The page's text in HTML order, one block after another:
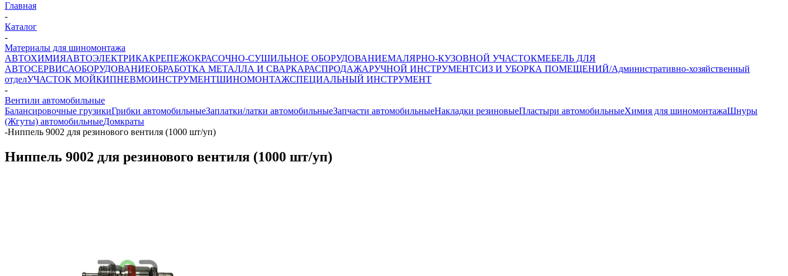
Главная
-
Каталог
-
Материалы для шиномонтажа
АВТОХИМИЯАВТОЭЛЕКТРИКАКРЕПЕЖОКРАСОЧНО-СУШИЛЬНОЕ ОБОРУДОВАНИЕМАЛЯРНО-КУЗОВНОЙ УЧАСТОКМЕБЕЛЬ ДЛЯ
АВТОСЕРВИСАОБОРУДОВАНИЕОБРАБОТКА МЕТАЛЛА И СВАРКАРАСПРОДАЖАРУЧНОЙ ИНСТРУМЕНТСИЗ И УБОРКА ПОМЕЩЕНИЙ/Административно-хозяйственный
отделУЧАСТОК МОЙКИПНЕВМОИНСТРУМЕНТШИНОМОНТАЖСПЕЦИАЛЬНЫЙ ИНСТРУМЕНТ
-
Вентили автомобильные
Балансировочные грузикиГрибки автомобильныеЗаплатки/латки автомобильныеЗапчасти автомобильныеНакладки резиновыеПластыри автомобильныеХимия для шиномонтажаШнуры
(Жгуты) автомобильныеДомкраты
-Ниппель 9002 для резинового вентиля (1000 шт/уп)
Ниппель 9002 для резинового вентиля (1000 шт/уп)